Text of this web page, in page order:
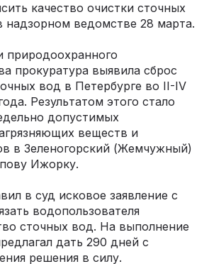
качество очистки сточных
надзорном ведомстве 28 марта.
природоохранного
прокуратура выявила сброс
вод в Петербурге во II-IV
Результатом этого стало
допустимых
веществ и
в Зеленогорский (Жемчужный)
Ижорку.
в суд исковое заявление с
водопользователя
сточных вод. На выполнение
дать 290 дней с
решения в силу.